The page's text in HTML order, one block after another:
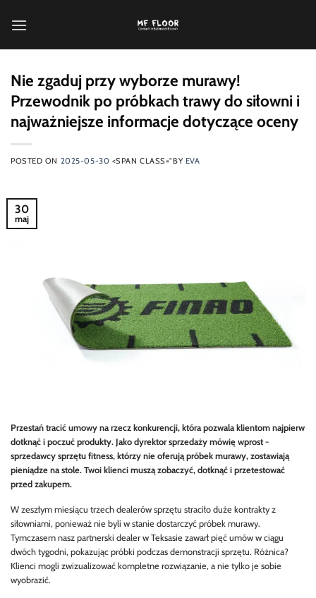
do
Nie zgaduj przy wyborze murawy!
Przewodnik po próbkach trawy do siłowni i
najważniejsze informacje dotyczące oceny
POSTED ON 2025-05-30 <SPAN CLASS="BY EVA
30
maj
Przestań tracić umowy na rzecz konkurencji, która pozwala klientom najpierw
dotknąć i poczuć produkty. Jako dyrektor sprzedaży mówię wprost -
sprzedawcy sprzętu fitness, którzy nie oferują próbek murawy, zostawiają
pieniądze na stole. Twoi klienci muszą zobaczyć, dotknąć i przetestować
przed zakupem.
W zeszłym miesiącu trzech dealerów sprzętu straciło duże kontrakty z
siłowniami, ponieważ nie byli w stanie dostarczyć próbek murawy.
Tymczasem nasz partnerski dealer w Teksasie zawarł pięć umów w ciągu
dwóch tygodni, pokazując próbki podczas demonstracji sprzętu. Różnica?
Klienci mogli zwizualizować kompletne rozwiązanie, a nie tylko je sobie
wyobrazić.